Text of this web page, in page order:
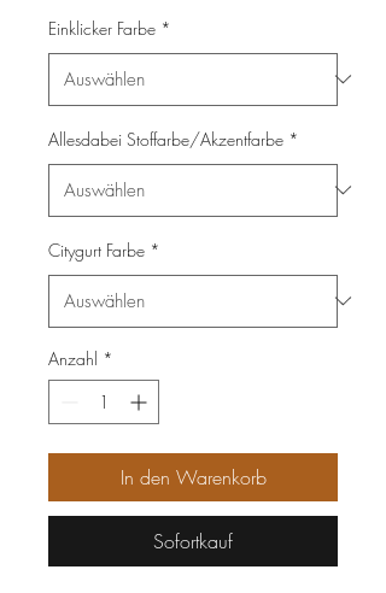
Einklicker Farbe *
Allesdabei Stoffarbe/Akzentfarbe *
Citygurt Farbe *
Anzahl *
In den Warenkorb
Sofortkauf